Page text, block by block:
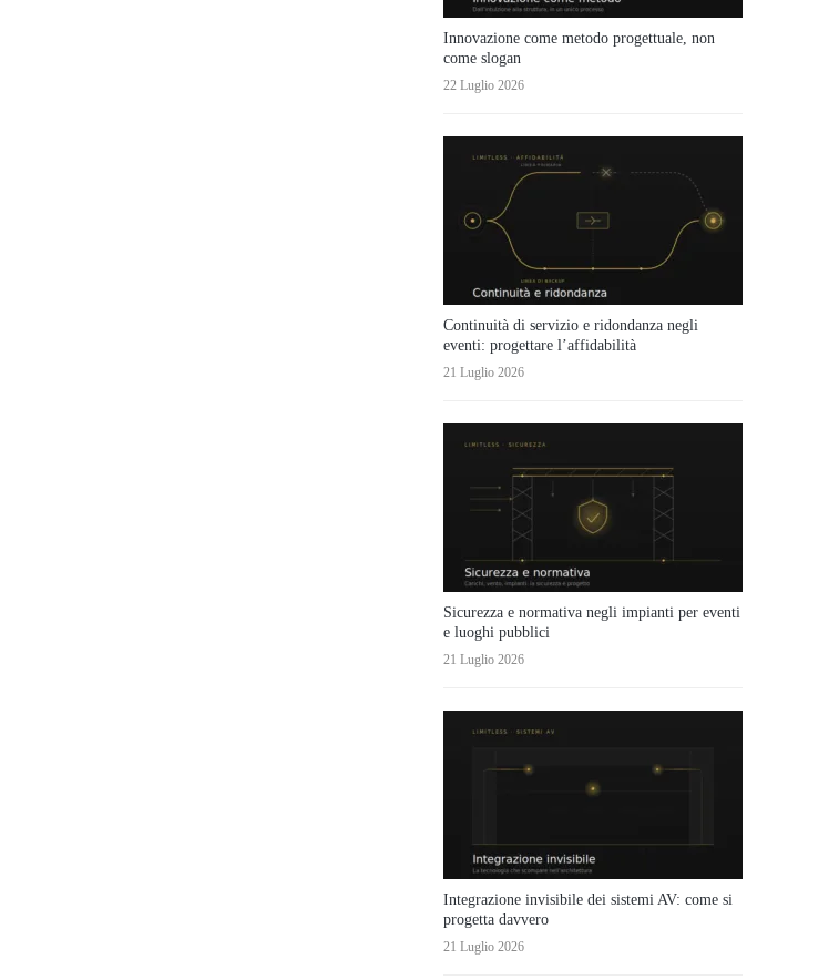
Innovazione come metodo progettuale, non
come slogan
22 Luglio 2026
Continuità di servizio e ridondanza negli
eventi: progettare l’affidabilità
21 Luglio 2026
Sicurezza e normativa negli impianti per eventi
e luoghi pubblici
21 Luglio 2026
Integrazione invisibile dei sistemi AV: come si
progetta davvero
21 Luglio 2026